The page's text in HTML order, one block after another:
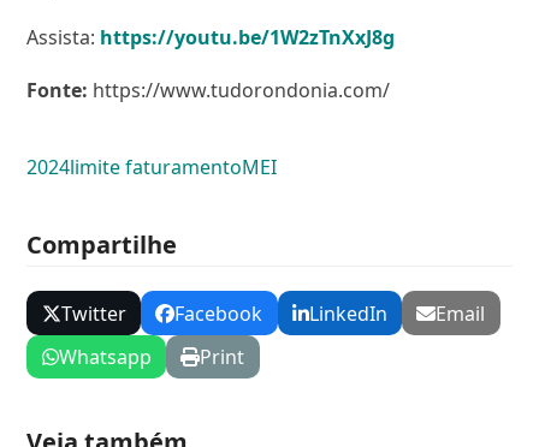
Assista: https://youtu.be/1W2zTnXxJ8g
Fonte: https://www.tudorondonia.com/
2024limite faturamentoMEI
Compartilhe
Twitter Facebook LinkedIn
Email
Whatsapp
Print